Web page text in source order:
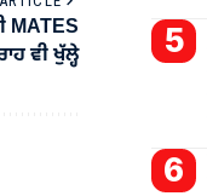
MATES
ਵੀ ਖੁੱਲ੍ਹੇ